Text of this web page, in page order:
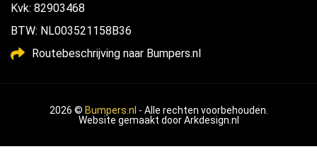
Kvk: 82903468
BTW: NL003521158B36
Routebeschrijving naar Bumpers.nl
2026 © Bumpers.nl - Alle rechten voorbehouden.
Website gemaakt doorArkdesign.nl